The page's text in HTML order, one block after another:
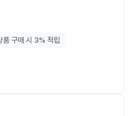
품 구매 시 3% 적립